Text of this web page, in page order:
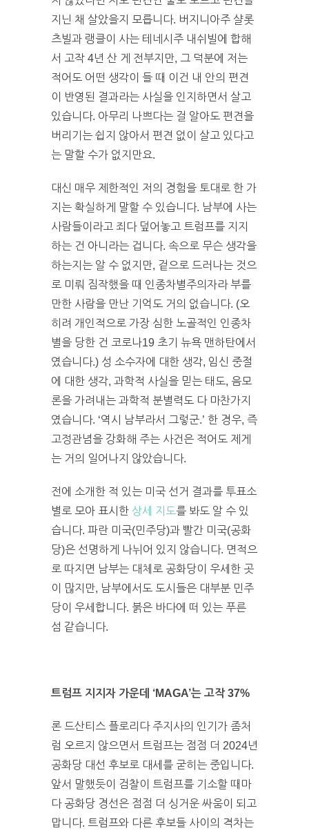
지닌 채 살았을지 모릅니다. 버지니아주 샬롯
츠빌과 랭클이 사는 테네시주 내쉬빌에 합해
서 고작 4년 산 게 전부지만, 그 덕분에 저는
적어도 어떤 생각이 들 때 이건 내 안의 편견
이 반영된 결과라는 사실을 인지하면서 살고
있습니다. 아무리 나쁘다는 걸 알아도 편견을
버리기는 쉽지 않아서 편견 없이 살고 있다고
는 말할 수가 없지만요.
대신 매우 제한적인 저의 경험을 토대로 한 가
지는 확실하게 말할 수 있습니다. 남부에 사는
사람들이라고 죄다 덮어놓고 트럼프를 지지
하는 건 아니라는 겁니다. 속으로 무슨 생각을
하는지는 알 수 없지만, 겉으로 드러나는 것으
로 미뤄 짐작했을 때 인종차별주의자라 부를
만한 사람을 만난 기억도 거의 없습니다. (오
히려 개인적으로 가장 심한 노골적인 인종차
별을 당한 건 코로나19 초기 뉴욕 맨하탄에서
였습니다.) 성 소수자에 대한 생각, 임신 중절
에 대한 생각, 과학적 사실을 믿는 태도, 음모
론을 가려내는 과학적 분별력도 다 마찬가지
였습니다. ‘역시 남부라서 그렇군.’ 한 경우, 즉
고정관념을 강화해 주는 사건은 적어도 제게
는 거의 일어나지 않았습니다.
전에 소개한 적 있는 미국 선거 결과를 투표소
별로 모아 표시한 상세 지도를 봐도 알 수 있
습니다. 파란 미국(민주당)과 빨간 미국(공화
당)은 선명하게 나뉘어 있지 않습니다. 면적으
로 따지면 남부는 대체로 공화당이 우세한 곳
이 많지만, 남부에서도 도시들은 대부분 민주
당이 우세합니다. 붉은 바다에 떠 있는 푸른
섬 같습니다.
트럼프 지지자 가운데 ‘MAGA’는 고작 37%
론 드산티스 플로리다 주지사의 인기가 좀처
럼 오르지 않으면서 트럼프는 점점 더 2024년
공화당 대선 후보로 대세를 굳히는 중입니다.
앞서 말했듯이 검찰이 트럼프를 기소할 때마
다 공화당 경선은 점점 더 싱거운 싸움이 되고
맙니다. 트럼프와 다른 후보들 사이의 격차는